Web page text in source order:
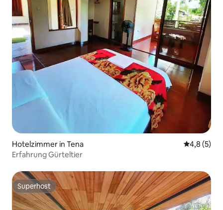
Hotelzimmer in Tena
4,8 (5)
Erfahrung Gürteltier
Superhost
Superhost